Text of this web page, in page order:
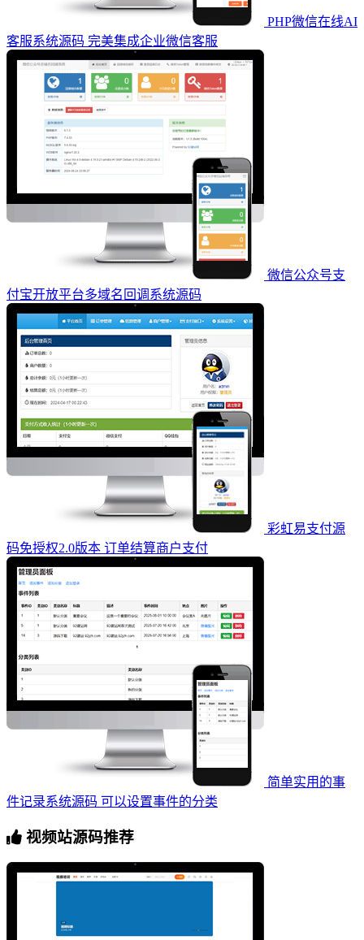
PHP微信在线AI
客服系统源码 完美集成企业微信客服
微信公众号支
付宝开放平台多域名回调系统源码
彩虹易支付源
码免授权2.0版本 订单结算商户支付
简单实用的事
件记录系统源码 可以设置事件的分类
视频站源码推荐